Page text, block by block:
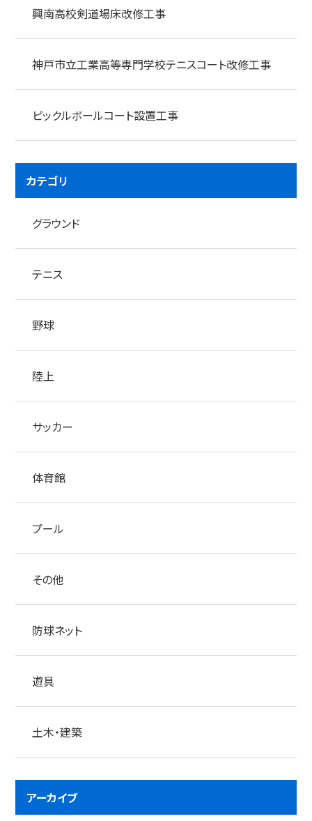
興南高校剣道場床改修工事
神戸市立工業高等専門学校テニスコート改修工事
ピックルボールコート設置工事
カテゴリ
グラウンド
テニス
野球
陸上
サッカー
体育館
プール
その他
防球ネット
遊具
土木・建築
アーカイブ